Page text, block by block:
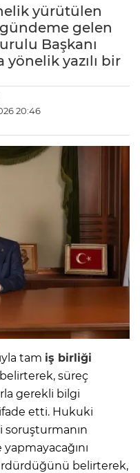
yürütülen
gelen
Başkanı
yazılı bir
20:46
tam iş birliği
süreç
gerekli bilgi
etti. Hukuki
soruşturmanın
belirterek,